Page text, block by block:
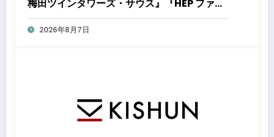
梅田ツインタワーズ・サウス』『HEP ファイ
ブ』において8月下旬から「オフサイト型コ
ーポレートPPA」による再生可能エネルギー
2026年8月7日